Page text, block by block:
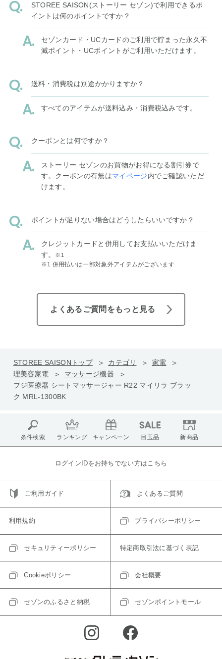
STOREE SAISON(ストーリー セゾン)で利用できるポ
イントは何のポイントですか？
セゾンカード・UCカードのご利用で貯まった永久不
滅ポイント・UCポイントがご利用いただけます。
送料・消費税は別途かかりますか？
すべてのアイテムが送料込み・消費税込みです。
クーポンとは何ですか？
ストーリー セゾンのお買物がお得になる割引券で
す。クーポンの有無はマイページ内でご確認いただ
けます。
ポイントが足りない場合はどうしたらいいですか？
クレジットカードと併用してお支払いいただけま
す。
※1
※1 併用払いは一部対象外アイテムがございます
よくあるご質問をもっと見る
STOREE SAISONトップ カテゴリ
家電
理美容家電
マッサージ機器
フジ医療器 シートマッサージャー R22 マイリラ ブラッ
ク MRL-1300BK
条件検索 ランキング キャンペーン 目玉品 新商品
ログインIDをお持ちでない方はこちら
ご利用ガイド よくあるご質問
利用規約 プライバシーポリシー
セキュリティーポリシー 特定商取引法に基づく表記
Cookieポリシー 会社概要
セゾンのふるさと納税 セゾンポイントモール